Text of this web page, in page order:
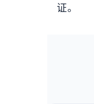
证。